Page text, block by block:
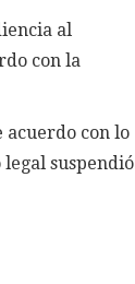
al
con la
acuerdo con lo
suspendió